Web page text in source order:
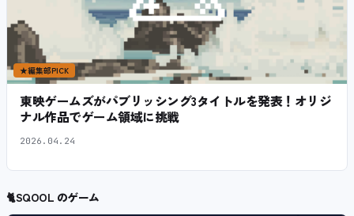
★編集部PICK
東映ゲームズがパブリッシング3タイトルを発表！オリジ
ナル作品でゲーム領域に挑戦
2026.04.24
🐈SQOOL のゲーム